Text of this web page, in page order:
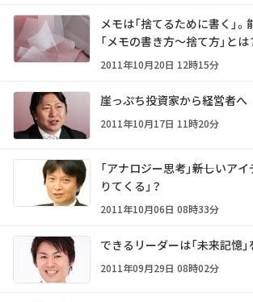
メモは「捨てるために書く」
「メモの書き方～捨て方」とは
2011年10月20日 12時15分
崖っぷち投資家から経営者へ
2011年10月17日 11時20分
「アナロジー思考」――新しいア
りてくる」？
2011年10月06日 08時33分
できるリーダーは「未来記憶」
2011年09月29日 08時02分